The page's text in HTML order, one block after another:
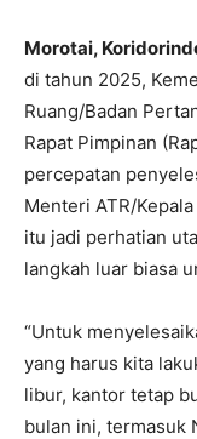
Morotai,
di tahun 2025,
Ruang/Badan
Rapat Pimpinan
percepatan
Menteri ATR/
itu jadi perhatian
langkah luar biasa
‎“Untuk
yang harus kita
libur, kantor tetap
bulan ini, termasuk